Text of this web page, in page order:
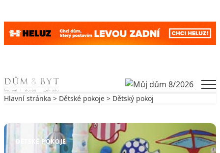
Skip to content
Hlavní stránka > Dětské pokoje > Dětský pokoj
DĚTSKÉ POKOJE